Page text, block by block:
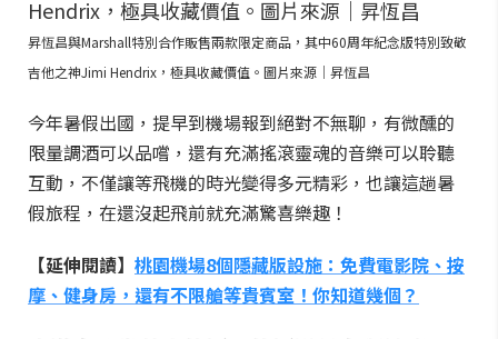
昇恆昌與Marshall特別合作販售兩款限定商品，其中60周年紀念版特別致敬
吉他之神Jimi Hendrix，極具收藏價值。圖片來源｜昇恆昌
今年暑假出國，提早到機場報到絕對不無聊，有微醺的
限量調酒可以品嚐，還有充滿搖滾靈魂的音樂可以聆聽
互動，不僅讓等飛機的時光變得多元精彩，也讓這趟暑
假旅程，在還沒起飛前就充滿驚喜樂趣！
【延伸閱讀】 桃園機場8個隱藏版設施：免費電影院、按
摩、健身房，還有不限艙等貴賓室！你知道幾個？